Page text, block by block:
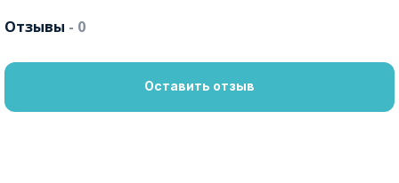
Отзывы - 0
Оставить отзыв